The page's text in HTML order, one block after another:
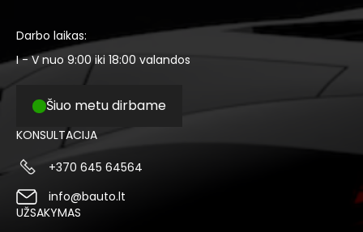
Darbo laikas:
I - V nuo 9:00 iki 18:00 valandos
Šiuo metu dirbame
KONSULTACIJA
+370 645 64564
info@bauto.lt
UŽSAKYMAS